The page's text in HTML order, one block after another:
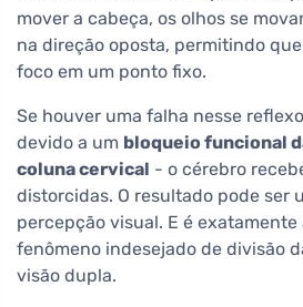
mover a cabeça, os olhos se
na direção oposta, permitindo
foco em um ponto fixo.
Se houver uma falha nesse
devido a um bloqueio funcional
coluna cervical - o cérebro
distorcidas. O resultado pode ser
percepção visual. E é
fenômeno indesejado de divisão
visão dupla.